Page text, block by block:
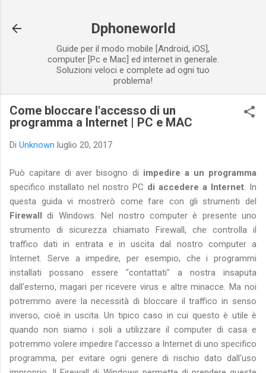
Dphoneworld
Guide per il modo mobile [Android, iOS],
computer [Pc e Mac] ed internet in generale.
Soluzioni veloci e complete ad ogni tuo
problema!
Come bloccare l'accesso di un
programma a Internet | PC e MAC
Di Unknown luglio 20, 2017
Può capitare di aver bisogno di impedire a un programma
specifico installato nel nostro PC di accedere a Internet . In
questa guida vi mostrerò come fare con gli strumenti del
Firewall di Windows. Nel nostro computer è presente uno
strumento di sicurezza chiamato Firewall, che controlla il
traffico dati in entrata e in uscita dal nostro computer a
Internet. Serve a impedire, per esempio, che i programmi
installati possano essere "contattati" a nostra insaputa
dall'esterno, magari per ricevere virus e altre minacce. Ma noi
potremmo avere la necessità di bloccare il traffico in senso
inverso, cioè in uscita. Un tipico caso in cui questo è utile è
quando non siamo i soli a utilizzare il computer di casa e
potremmo volere impedire l'accesso a Internet di uno specifico
programma, per evitare ogni genere di rischio dato dall'uso